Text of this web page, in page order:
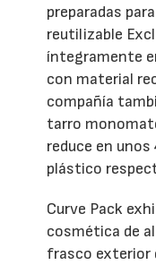
preparadas
reutilizable
íntegramente
con material
compañía
tarro
reduce en
plástico
Curve Pack
cosmética de
frasco exterior